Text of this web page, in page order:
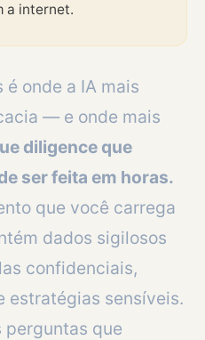
a internet.
onde a IA mais
— e onde mais
diligence que
ser feita em horas.
que você carrega
dados sigilosos
confidenciais,
estratégias sensíveis.
perguntas que